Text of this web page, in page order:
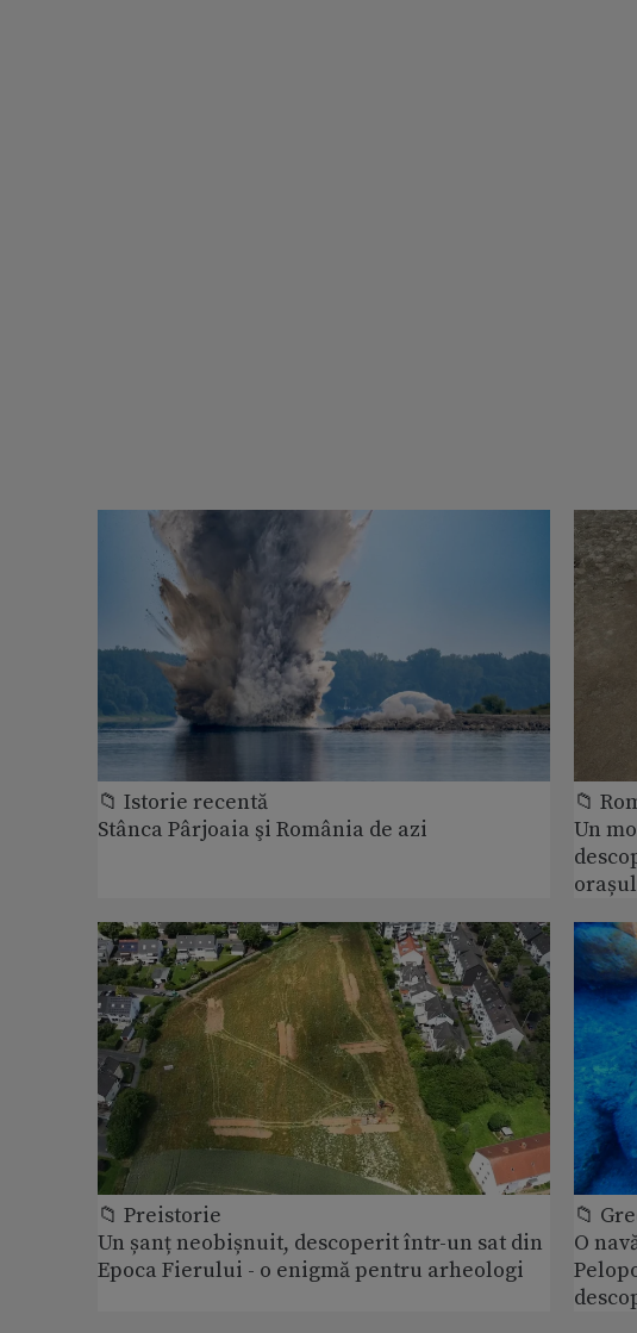
📁 Istorie recentă
Stânca Pârjoaia şi România de azi
📁
Un
📁 Preistorie
Un șanț neobișnuit, descoperit într-un sat din
Epoca Fierului - o enigmă pentru arheologi
📁
O